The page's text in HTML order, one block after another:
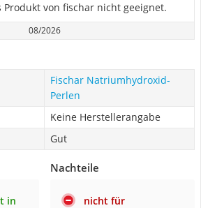
von fischar nicht geeignet.
08/2026
Fischar Natriumhydroxid-
Perlen
Keine Herstellerangabe
Gut
in
Nachteile
nicht für